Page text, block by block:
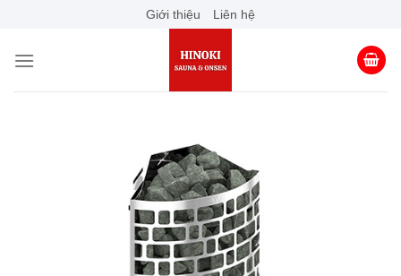
content
Giới thiệu Liên hệ